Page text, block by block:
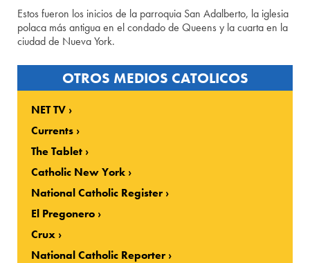
Estos fueron los inicios de la parroquia San Adalberto, la iglesia
polaca más antigua en el condado de Queens y la cuarta en la
ciudad de Nueva York.
OTROS MEDIOS CATOLICOS
NET TV
Currents
The Tablet
Catholic New York
National Catholic Register
El Pregonero
Crux
National Catholic Reporter